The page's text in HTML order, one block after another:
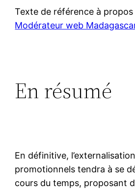
Texte de référence à propos
Modérateur web
En résumé
En définitive,
promotionnels tendra à se
cours du temps, proposant